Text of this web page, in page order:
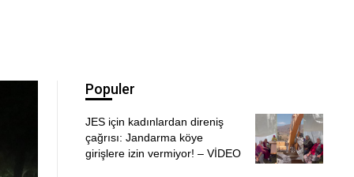
Populer
JES için kadınlardan direniş
çağrısı: Jandarma köye
girişlere izin vermiyor! – VİDEO